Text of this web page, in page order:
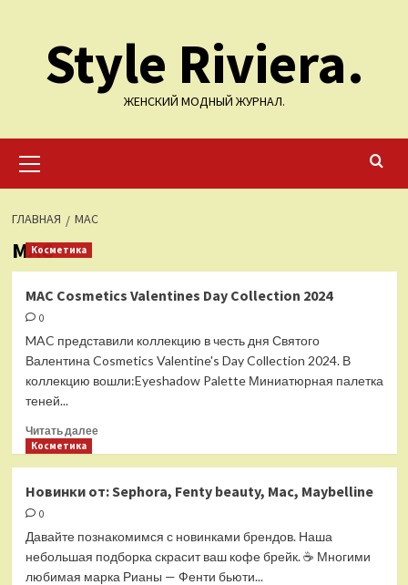
содержимомуStyle Riviera.
ЖЕНСКИЙ МОДНЫЙ ЖУРНАЛ.
меню
ГЛАВНАЯ MAC
MACКосметика
MAC Cosmetics Valentines Day Collection 2024
0
MAC представили коллекцию в честь дня Святого
Валентина Cosmetics Valentine's Day Collection 2024. В
коллекцию вошли:Eyeshadow Palette Миниатюрная палетка
теней...
Читать далееПрочитать
Cosmetics
Day
Collection
2024
Косметика
Новинки от: Sephora, Fenty beauty, Mac, Maybelline
0
Давайте познакомимся с новинками брендов. Наша
небольшая подборка скрасит ваш кофе брейк. ☕️ Многими
любимая марка Рианы — Фенти бьюти...